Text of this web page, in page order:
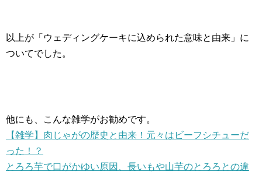
以上が「ウェディングケーキに込められた意味と由来」に
ついてでした。
他にも、こんな雑学がお勧めです。
【雑学】肉じゃがの歴史と由来！元々はビーフシチューだ
った！？
とろろ芋で口がかゆい原因、長いもや山芋のとろろとの違